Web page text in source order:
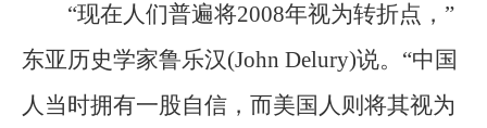
“现在人们普遍将2008年视为转折点，”
东亚历史学家鲁乐汉(John Delury)说。“中国
人当时拥有一股自信，而美国人则将其视为